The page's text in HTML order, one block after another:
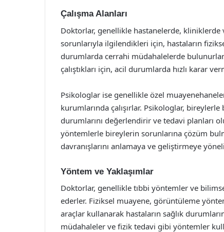
Çalışma Alanları
Doktorlar, genellikle hastanelerde, kliniklerde
sorunlarıyla ilgilendikleri için, hastaların
durumlarda cerrahi müdahalelerde
çalıştıkları için, acil durumlarda hızlı karar
Psikologlar ise genellikle özel
kurumlarında çalışırlar. Psikologlar,
durumlarını değerlendirir ve tedavi planları
yöntemlerle bireylerin sorunlarına çözüm
davranışlarını anlamaya ve geliştirmeye
Yöntem ve Yaklaşımlar
Doktorlar, genellikle tıbbi yöntemler ve
ederler. Fiziksel muayene, görüntüleme
araçlar kullanarak hastaların sağlık
müdahaleler ve fizik tedavi gibi yöntemler